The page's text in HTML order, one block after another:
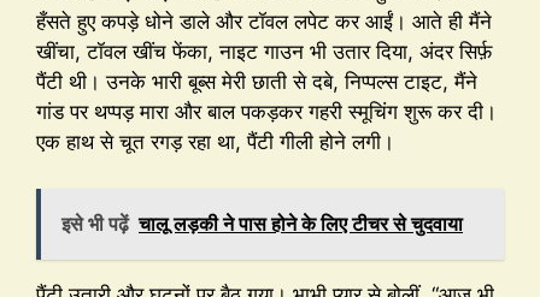
हँसते हुए कपड़े धोने डाले और टॉवल लपेट कर आईं। आते ही मैंने
खींचा, टॉवल खींच फेंका, नाइट गाउन भी उतार दिया, अंदर सिर्फ़
पैंटी थी। उनके भारी बूब्स मेरी छाती से दबे, निप्पल्स टाइट, मैंने
गांड पर थप्पड़ मारा और बाल पकड़कर गहरी स्मूचिंग शुरू कर दी।
एक हाथ से चूत रगड़ रहा था, पैंटी गीली होने लगी।
इसे भी पढ़ें चालू लड़की ने पास होने के लिए टीचर से चुदवाया